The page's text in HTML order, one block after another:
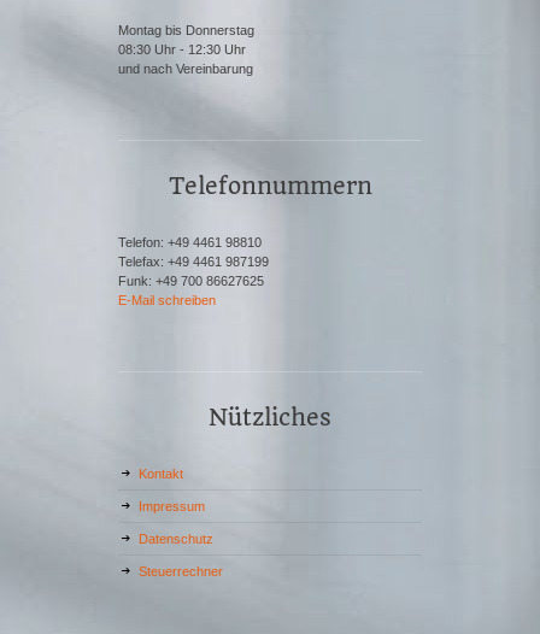
Montag bis Donnerstag
08:30 Uhr - 12:30 Uhr
und nach Vereinbarung
Telefonnummern
Telefon: +49 4461 98810
Telefax: +49 4461 987199
Funk: +49 700 86627625
E-Mail schreiben
Nützliches
Kontakt
Impressum
Datenschutz
Steuerrechner